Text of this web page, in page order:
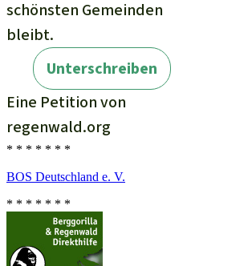
* * * * * * *
BOS Deutschland e. V.
* * * * * * *